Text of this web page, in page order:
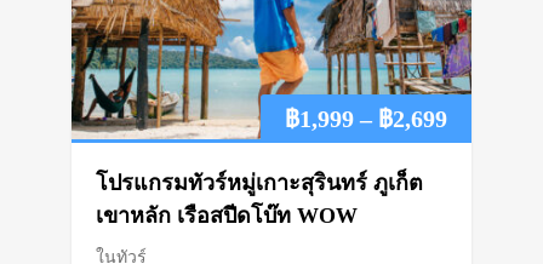
฿1,999 – ฿2,699Price
โปรแกรมทัวร์หมู่เกาะสุรินทร์ ภูเก็ต
เขาหลัก เรือสปีดโบ๊ท WOW
ในทัวร์